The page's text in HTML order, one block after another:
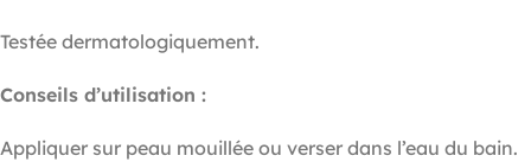
Testée dermatologiquement.
Conseils d’utilisation :
Appliquer sur peau mouillée ou verser dans l’eau du bain.